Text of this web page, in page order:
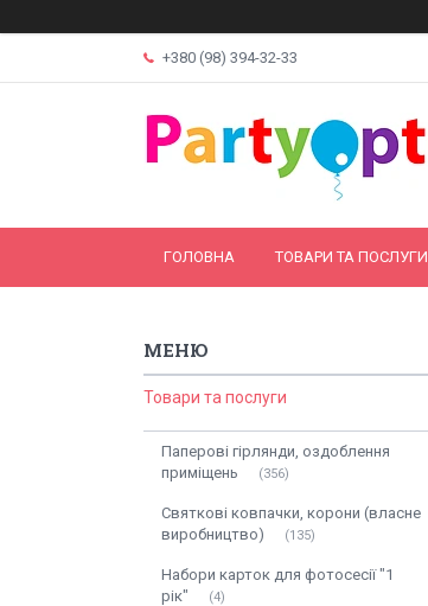
+380 (98) 394-32-33
ГОЛОВНА ТОВАРИ ТА ПОСЛУГИ
Товари та послуги
Паперові гірлянди, оздоблення
приміщень
356
Святкові ковпачки, корони (власне
виробництво)
135
Набори карток для фотосесії "1
рік"
4